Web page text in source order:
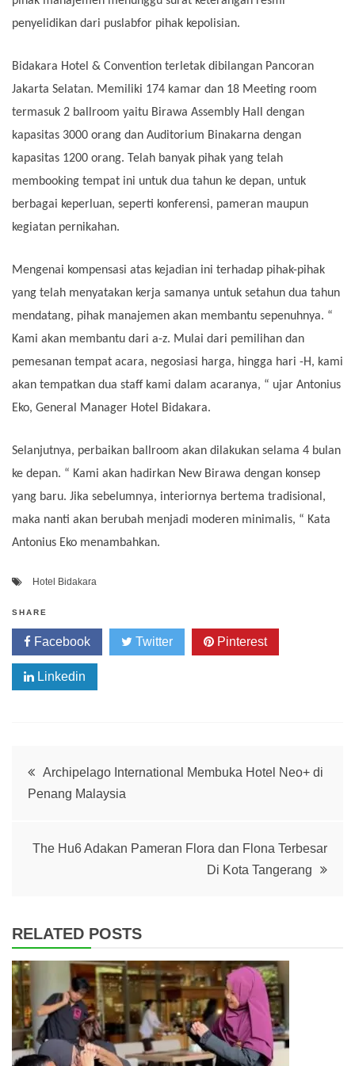
penyelidikan dari puslabfor pihak kepolisian.
Bidakara Hotel & Convention terletak dibilangan Pancoran
Jakarta Selatan. Memiliki 174 kamar dan 18 Meeting room
termasuk 2 ballroom yaitu Birawa Assembly Hall dengan
kapasitas 3000 orang dan Auditorium Binakarna dengan
kapasitas 1200 orang. Telah banyak pihak yang telah
membooking tempat ini untuk dua tahun ke depan, untuk
berbagai keperluan, seperti konferensi, pameran maupun
kegiatan pernikahan.
Mengenai kompensasi atas kejadian ini terhadap pihak-pihak
yang telah menyatakan kerja samanya untuk setahun dua tahun
mendatang, pihak manajemen akan membantu sepenuhnya. “
Kami akan membantu dari a-z. Mulai dari pemilihan dan
pemesanan tempat acara, negosiasi harga, hingga hari -H, kami
akan tempatkan dua staff kami dalam acaranya, “ ujar Antonius
Eko, General Manager Hotel Bidakara.
Selanjutnya, perbaikan ballroom akan dilakukan selama 4 bulan
ke depan. “ Kami akan hadirkan New Birawa dengan konsep
yang baru. Jika sebelumnya, interiornya bertema tradisional,
maka nanti akan berubah menjadi moderen minimalis, “ Kata
Antonius Eko menambahkan.
Hotel Bidakara
SHARE
Facebook Twitter Pinterest
Linkedin
Post
navigation
Archipelago International Membuka Hotel Neo+ di
Penang Malaysia
The Hu6 Adakan Pameran Flora dan Flona Terbesar
Di Kota Tangerang
RELATED POSTS